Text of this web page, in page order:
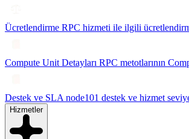
Ücretlendirme RPC hizmeti ile ilgili
Compute Unit Detayları RPC metotlarının
Destek ve SLA node101 destek ve hizmet
Hizmetler